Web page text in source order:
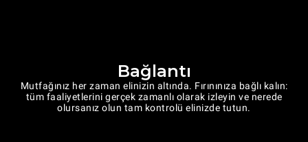
Bağlantı
Mutfağınız her zaman elinizin altında. Fırınınıza bağlı kalın:
tüm faaliyetlerini gerçek zamanlı olarak izleyin ve nerede
olursanız olun tam kontrolü elinizde tutun.